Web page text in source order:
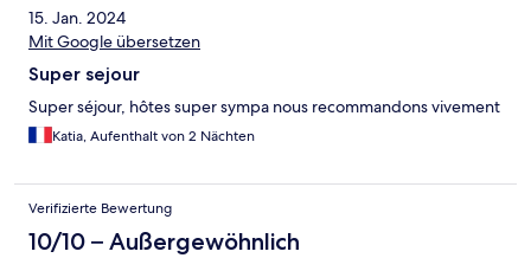
15. Jan. 2024
Mit Google übersetzen
Super sejour
Super séjour, hôtes super sympa nous recommandons vivement
Katia, Aufenthalt von 2 Nächten
Verifizierte Bewertung
10/10 – Außergewöhnlich